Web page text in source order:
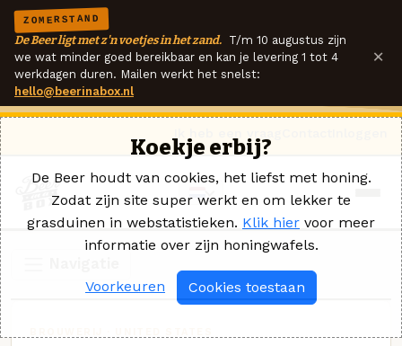
ZOMERSTAND
De Beer ligt met z'n voetjes in het zand. T/m 10 augustus zijn
we wat minder goed bereikbaar en kan je levering 1 tot 4
werkdagen duren. Mailen werkt het snelst:
hello@beerinabox.nl
×
Koekje erbij?
De Beer houdt van cookies, het liefst met honing.
Zodat zijn site super werkt en om lekker te
grasduinen in webstatistieken. Klik hier voor meer
informatie over zijn honingwafels.
Voorkeuren Cookies toestaan